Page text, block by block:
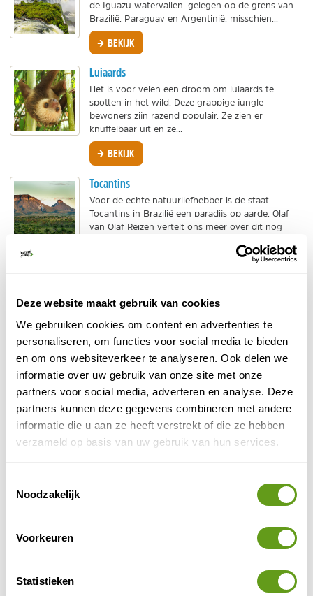
Deze website maakt gebruik van cookies
We gebruiken cookies om content en advertenties te
personaliseren, om functies voor social media te bieden
en om ons websiteverkeer te analyseren. Ook delen we
informatie over uw gebruik van onze site met onze
partners voor social media, adverteren en analyse. Deze
partners kunnen deze gegevens combineren met andere
informatie die u aan ze heeft verstrekt of die ze hebben
verzameld op basis van uw gebruik van hun services.
Noodzakelijk
Voorkeuren
Statistieken
de Iguazu watervallen, gelegen op de grens van
Brazilië, Paraguay en Argentinië, misschien...
BEKIJK
Luiaards
Het is voor velen een droom om luiaards te
spotten in het wild. Deze grappige jungle
bewoners zijn razend populair. Ze zien er
knuffelbaar uit en ze...
BEKIJK
Tocantins
Voor de echte natuurliefhebber is de staat
Tocantins in Brazilië een paradijs op aarde. Olaf
van Olaf Reizen vertelt ons meer over dit nog
Een van de rijkste natuurgebieden in Zuid-
Amerika is de moerassige Pantanal in Brazilië. De
oppervlakte is groter dan die van Nederland en...
BEKIJK
Handige veldgidsen om mee te nemen op je reis in
Brazilië:
TIP - Natuurgidsen Brazilië
dieren om te zien tijdens een natuurreis. Op de
achtergrond de beste gebieden om wildlife te